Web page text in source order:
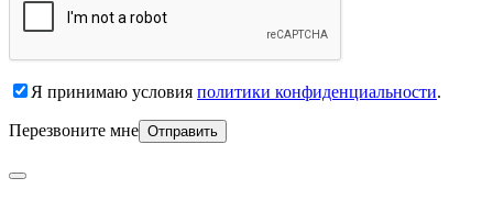
Я принимаю условия политики конфиденциальности.
Перезвоните мне